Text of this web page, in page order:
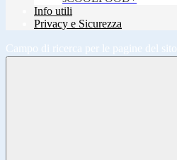
Info utili
Privacy e Sicurezza
Campo di ricerca per le pagine del sito